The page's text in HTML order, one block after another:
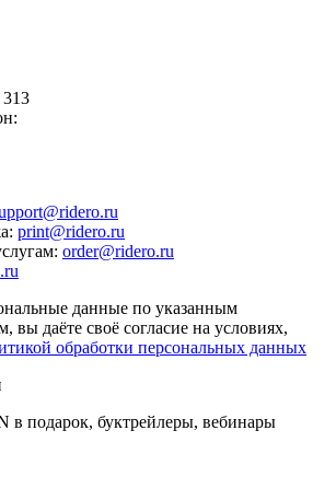
313
:
: print@ridero.ru
: order@ridero.ru
данные по указанным
вы даёте своё согласие на условиях,
обработки персональных данных
подарок, буктрейлеры, вебинары